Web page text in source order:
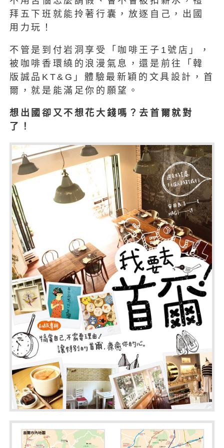
拜五下班就能拎著行囊，放逐自己，出國
用力玩！
不管是到付岩洞享受「咖啡王子1號店」，
被咖啡香環繞的浪漫氣息，還是前往「韓
版誠品KT&G」體驗最新穎的文具設計，首
爾，就是能滿足你的願望。
想出國卻又不想花大錢嗎？去首爾就對
了！